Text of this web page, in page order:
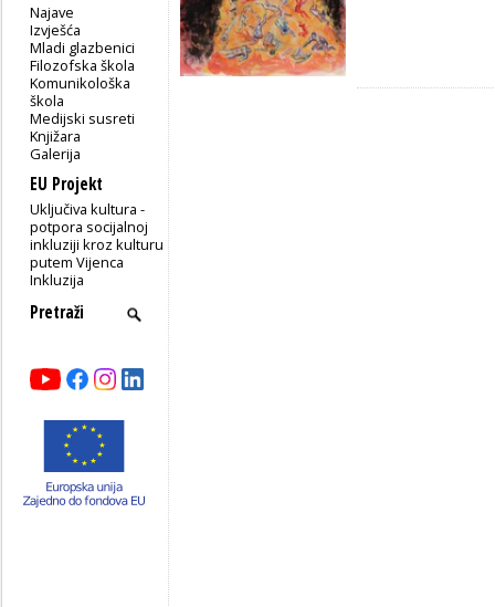
Najave
Izvješća
Mladi glazbenici
Filozofska škola
Komunikološka
škola
Medijski susreti
Knjižara
Galerija
EU Projekt
Uključiva kultura -
potpora socijalnoj
inkluziji kroz kulturu
putem Vijenca
Inkluzija